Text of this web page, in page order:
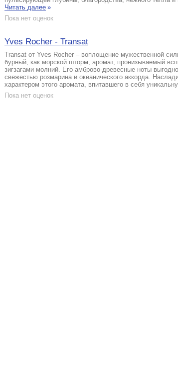
Читать далее »
Пока нет оценок
Yves Rocher - Transat
Transat от Yves Rocher – воплощение мужественной
бурный, как морской шторм, аромат, пронизываемый
зигзагами молний. Его амброво-древесные ноты
свежестью розмарина и океанического аккорда.
характером этого аромата, впитавшего в себя
Пока нет оценок